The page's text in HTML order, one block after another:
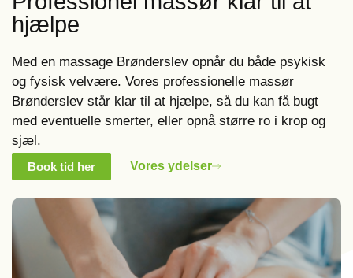
hjælpe
Med en massage Brønderslev opnår du både psykisk
og fysisk velvære. Vores professionelle massør
Brønderslev står klar til at hjælpe, så du kan få bugt
med eventuelle smerter, eller opnå større ro i krop og
sjæl.
Book tid her Vores ydelser